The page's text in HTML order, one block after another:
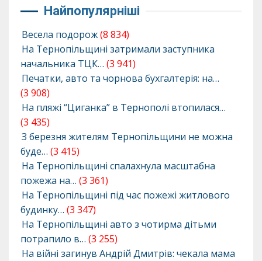
Найпопулярніші
Весела подорож(8 834)
На Тернопільщині затримали заступника
начальника ТЦК… (3 941)
Печатки, авто та чорнова бухгалтерія: на…
(3 908)
На пляжі “Циганка” в Тернополі втопилася…
(3 435)
З березня жителям Тернопільщини не можна
буде… (3 415)
На Тернопільщині спалахнула масштабна
пожежа на… (3 361)
На Тернопільщині під час пожежі житлового
будинку… (3 347)
На Тернопільщині авто з чотирма дітьми
потрапило в… (3 255)
На війні загинув Андрій Дмитрів: чекала мама